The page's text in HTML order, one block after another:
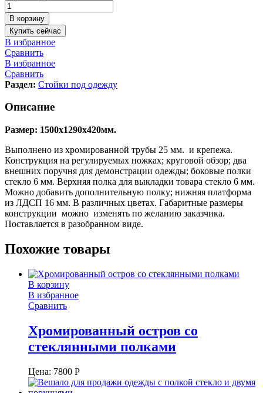
В корзину
Купить сейчас
В избранное
Сравнить
В избранное
Сравнить
Раздел: Стойки под одежду
Описание
Размер: 1500х1290х420мм.
Выполнено из хромированной трубы 25 мм. и крепежа.
Конструкция на регулируемых ножках; круговой обзор; два
внешних поручня для демонстрации одежды; боковые полки
стекло 6 мм. Верхняя полка для выкладки товара стекло 6 мм.
Можно добавить дополнительную полку; нижняя платформа
из ЛДСП 16 мм. В различных цветах. Габаритные размеры
конструкции можно изменять по желанию заказчика.
Поставляется в разобранном виде.
Похожие товары
В корзину
В избранное
Сравнить
Хромированный остров со
стеклянными полками
Цена: 7800 Р